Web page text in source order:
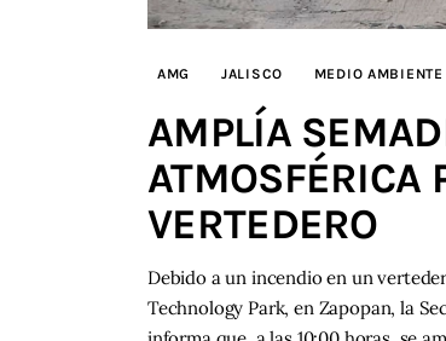
AMG JALISCO MEDIO AMBIENTE
AMPLÍA
ATMOSFÉRICA
VERTEDERO
Debido a un incendio en un
Technology Park, en Zapopan, la